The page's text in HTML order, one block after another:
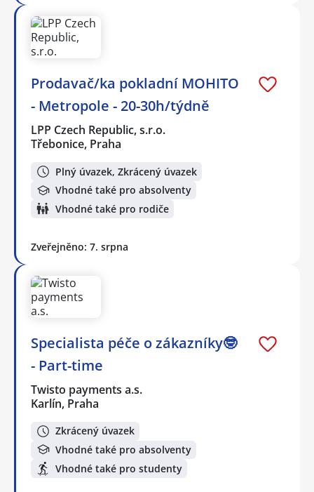
Prodavač/ka pokladní MOHITO
- Metropole - 20-30h/týdně
LPP Czech Republic, s.r.o.
Třebonice, Praha
Plný úvazek, Zkrácený úvazek
Vhodné také pro absolventy
Vhodné také pro rodiče
Zveřejněno: 7. srpna
Specialista péče o zákazníky🤓
- Part-time
Twisto payments a.s.
Karlín, Praha
Zkrácený úvazek
Vhodné také pro absolventy
Vhodné také pro studenty